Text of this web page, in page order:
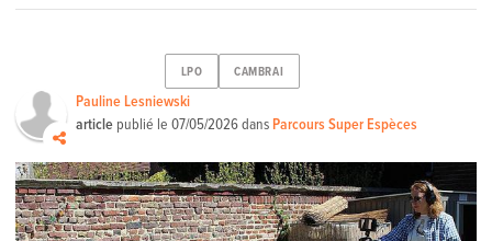
LPO CAMBRAI
Pauline Lesniewski
article publié le07/05/2026dans Parcours Super Espèces